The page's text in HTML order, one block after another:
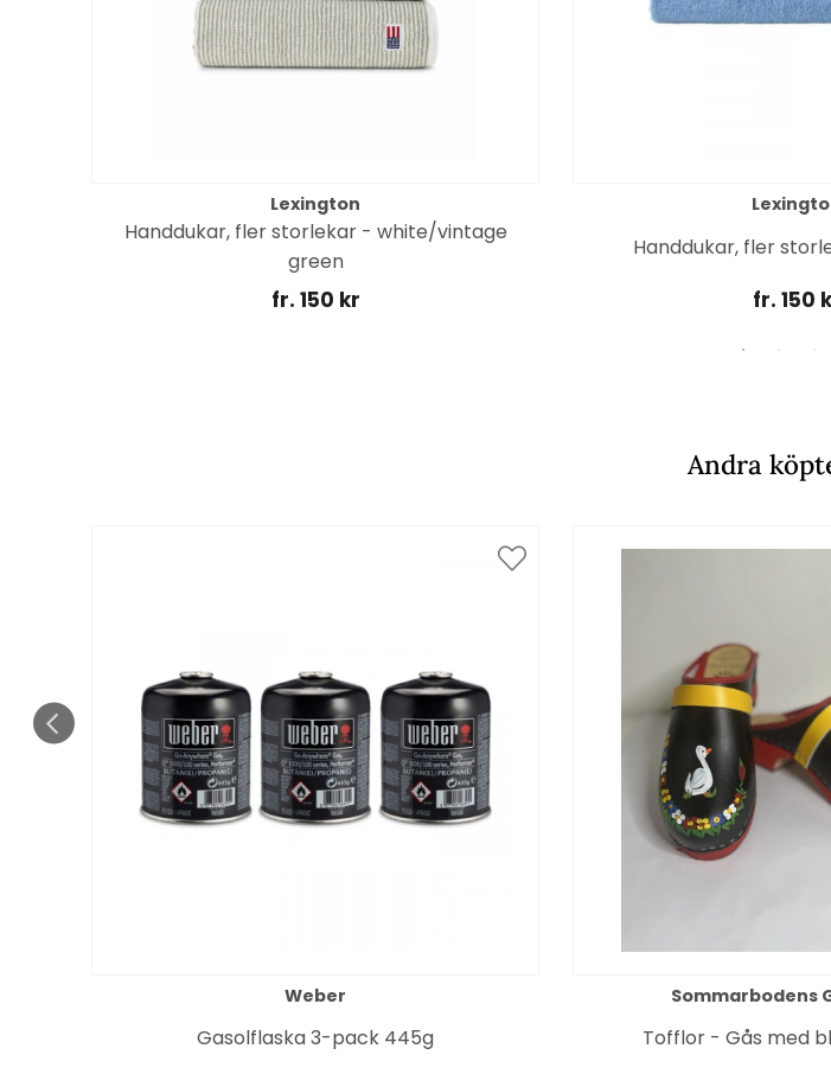
Lexington
Handdukar, fler storlekar - white/vintage
green
fr. 150 kr
Handdukar, fler
fr. 150
Andra
Weber
Gasolflaska 3-pack 445g
Sommarbodens
Tofflor - Gås med